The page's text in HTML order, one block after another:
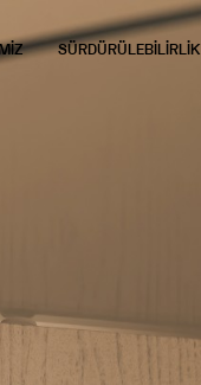
SÜRDÜRÜLEBİLİRLİK